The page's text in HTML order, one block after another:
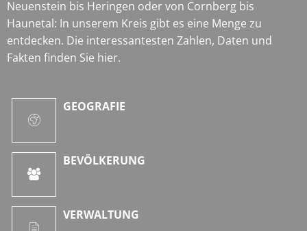
Neuenstein bis Heringen oder von Cornberg bis
Haunetal: In unserem Kreis gibt es eine Menge zu
entdecken. Die interessantesten Zahlen, Daten und
Fakten finden Sie hier.
GEOGRAFIE
BEVÖLKERUNG
VERWALTUNG